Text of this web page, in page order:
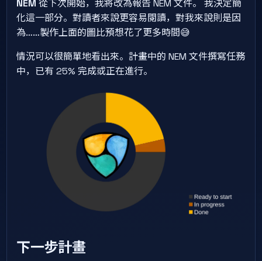
NEM 從下次開始，我將改為報告 NEM 文件。 我決定簡
化這一部分。對讀者來說更容易閱讀，對我來說則是因
為……製作上面的圖比預想花了更多時間😅
情況可以很簡單地看出來。計畫中的 NEM 文件撰寫任務
中，已有 25% 完成或正在進行。
下一步計畫